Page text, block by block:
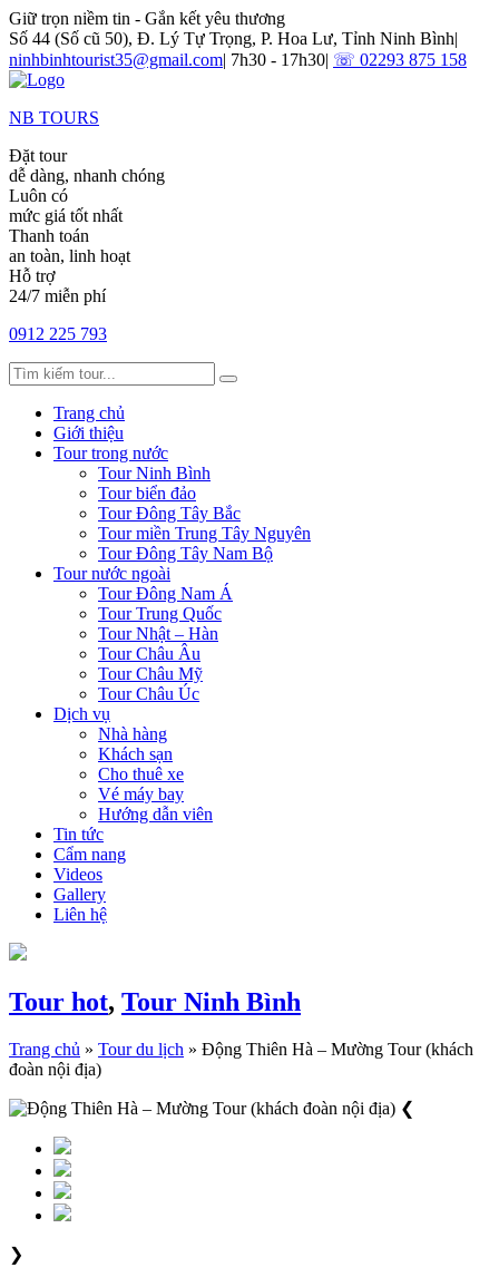
Giữ trọn niềm tin - Gắn kết yêu thương
Số 44 (Số cũ 50), Đ. Lý Tự Trọng, P. Hoa Lư, Tỉnh Ninh Bình|
ninhbinhtourist35@gmail.com| 7h30 - 17h30| ☏ 02293 875 158
NB TOURS
Đặt tour
dễ dàng, nhanh chóng
Luôn có
mức giá tốt nhất
Thanh toán
an toàn, linh hoạt
Hỗ trợ
24/7 miễn phí
0912 225 793
Trang chủ
Giới thiệu
Tour trong nước
Tour Ninh Bình
Tour biển đảo
Tour Đông Tây Bắc
Tour miền Trung Tây Nguyên
Tour Đông Tây Nam Bộ
Tour nước ngoài
Tour Đông Nam Á
Tour Trung Quốc
Tour Nhật – Hàn
Tour Châu Âu
Tour Châu Mỹ
Tour Châu Úc
Dịch vụ
Nhà hàng
Khách sạn
Cho thuê xe
Vé máy bay
Hướng dẫn viên
Tin tức
Cẩm nang
Videos
Gallery
Liên hệ
Tour hot, Tour Ninh Bình
Trang chủ » Tour du lịch » Động Thiên Hà – Mường Tour (khách
đoàn nội địa)
❮
❯